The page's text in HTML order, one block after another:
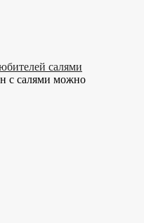
салями
с салями можно